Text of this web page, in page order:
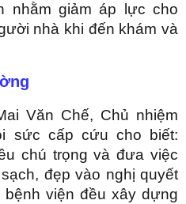
nhằm giảm áp lực cho
nhà khi đến khám và
Văn Chế, Chủ nhiệm
sức cấp cứu cho biết:
chú trọng và đưa việc
đẹp vào nghị quyết
viện đều xây dựng